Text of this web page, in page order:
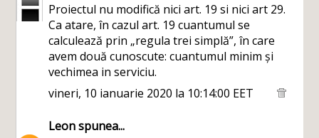
Proiectul nu modifică nici art. 19 si nici art 29.
Ca atare, în cazul art. 19 cuantumul se
calculează prin „regula trei simplă”, în care
avem două cunoscute: cuantumul minim și
vechimea in serviciu.
vineri, 10 ianuarie 2020 la 10:14:00 EET
Leonspunea...